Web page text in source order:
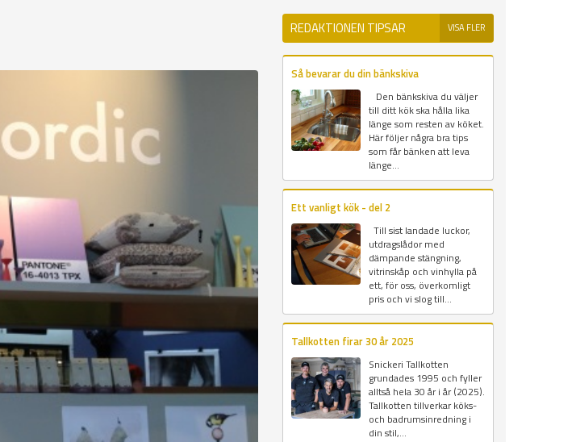
REDAKTIONEN TIPSAR VISA FLER
Så bevarar du din bänkskiva
Den bänkskiva du väljer
till ditt kök ska hålla lika
länge som resten av köket.
Här följer några bra tips
som får bänken att leva
länge...
Ett vanligt kök - del 2
Till sist landade luckor,
utdragslådor med
dämpande stängning,
vitrinskåp och vinhylla på
ett, för oss, överkomligt
pris och vi slog till...
Tallkotten firar 30 år 2025
Snickeri Tallkotten
grundades 1995 och fyller
alltså hela 30 år i år (2025).
Tallkotten tillverkar köks-
och badrumsinredning i
din stil,...